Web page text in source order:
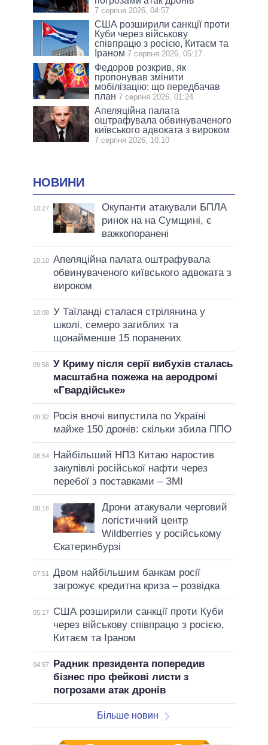
7 серпня 2026, 04:57
США розширили санкції проти
Куби через військову
співпрацю з росією, Китаєм та
Іраном 7 серпня 2026, 05:17
Федоров розкрив, як
пропонував змінити
мобілізацію: що передбачав
план 7 серпня 2026, 01:24
Апеляційна палата
оштрафувала обвинуваченого
київського адвоката з вироком
7 серпня 2026, 10:10
НОВИНИ
10:27
Окупанти атакували БПЛА
ринок на на Сумщині, є
важкопоранені
10:10 Апеляційна палата оштрафувала
обвинуваченого київського адвоката з
вироком
10:08 У Таїланді сталася стрілянина у
школі, семеро загиблих та
щонайменше 15 поранених
09:58 У Криму після серії вибухів сталась
масштабна пожежа на аеродромі
«Гвардійське»
09:32
Росія вночі випустила по Україні
майже 150 дронів: скільки збила ППО
08:54
Найбільший НПЗ Китаю наростив
закупівлі російської нафти через
перебої з поставками – ЗМІ
08:16
Дрони атакували черговий
логістичний центр
Wildberries у російському
Єкатеринбурзі
07:51
Двом найбільшим банкам росії
загрожує кредитна криза – розвідка
05:17
США розширили санкції проти Куби
через військову співпрацю з росією,
Китаєм та Іраном
04:57
Радник президента попередив
бізнес про фейкові листи з
погрозами атак дронів
Більше новин